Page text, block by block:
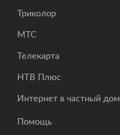
Триколор
МТС
Телекарта
НТВ Плюс
Интернет в частный дом
Помощь